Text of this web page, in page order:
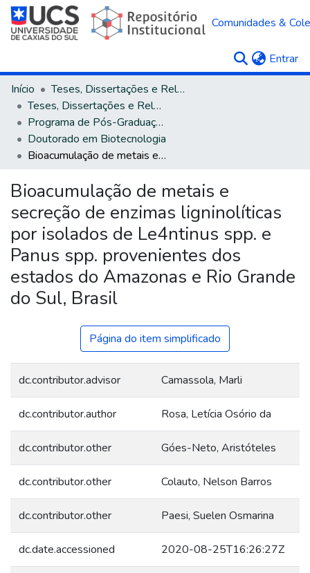
Comunidades &
Entrar
Início
Teses, Dissertações e Relatórios
Teses, Dissertações e Relatórios defendidos na UCS
Programa de Pós-Graduação em Biotecnologia
Doutorado em Biotecnologia
Bioacumulação de metais e secreção de enzimas ligninolíticas por isolados de Le4ntinus spp. e Panus spp. provenientes dos estados do Amazonas e Rio Grande do Sul, Brasil
Bioacumulação de metais e
secreção de enzimas ligninolíticas
por isolados de Le4ntinus spp. e
Panus spp. provenientes dos
estados do Amazonas e Rio Grande
do Sul, Brasil
Página do item simplificado
dc.contributor.advisor Camassola, Marli
dc.contributor.author Rosa, Letícia Osório da
dc.contributor.other Góes-Neto, Aristóteles
dc.contributor.other Colauto, Nelson Barros
dc.contributor.other Paesi, Suelen Osmarina
dc.date.accessioned 2020-08-25T16:26:27Z